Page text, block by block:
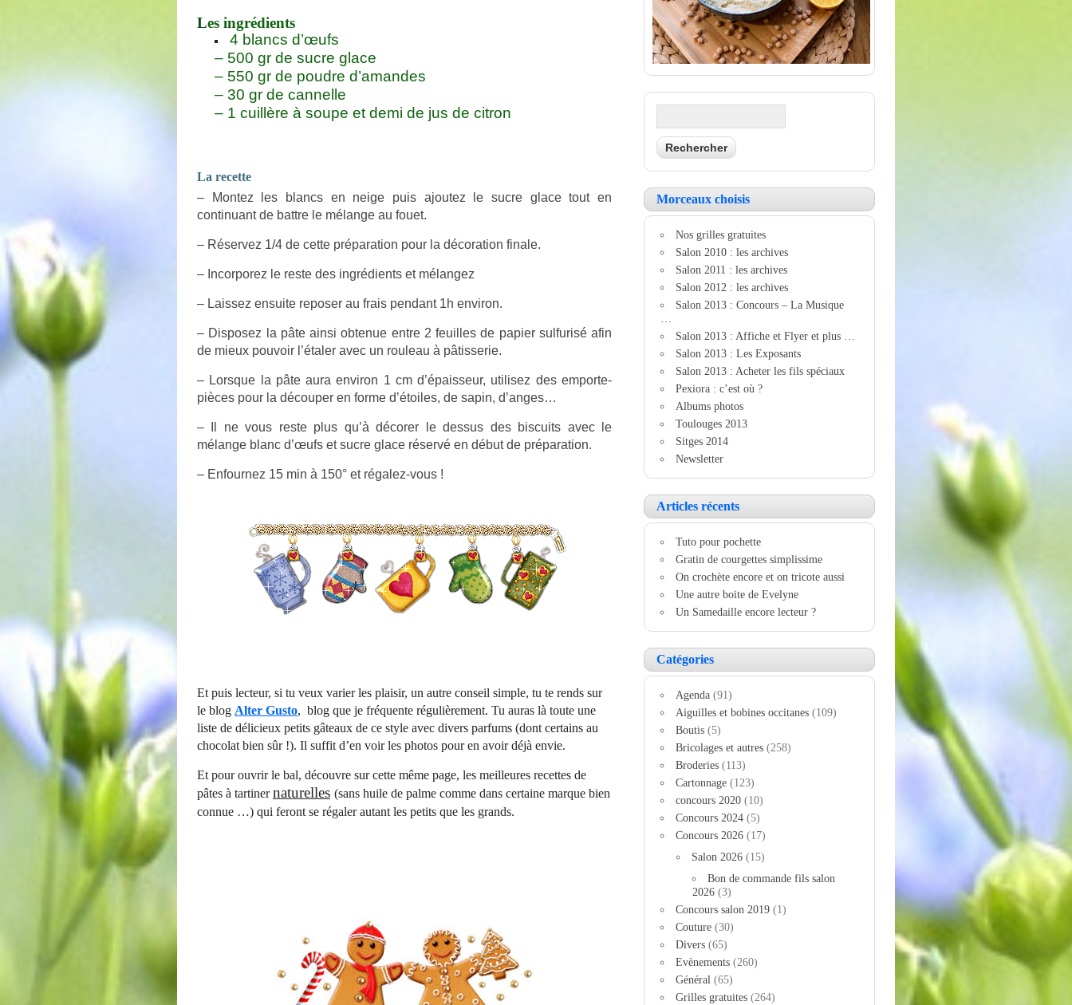
Les ingrédients
4 blancs d’œufs
– 500 gr de sucre glace
– 550 gr de poudre d’amandes
– 30 gr de cannelle
– 1 cuillère à soupe et demi de jus de citron
La recette
– Montez les blancs en neige puis ajoutez le sucre glace tout en
continuant de battre le mélange au fouet.
– Réservez 1/4 de cette préparation pour la décoration finale.
– Incorporez le reste des ingrédients et mélangez
– Laissez ensuite reposer au frais pendant 1h environ.
– Disposez la pâte ainsi obtenue entre 2 feuilles de papier sulfurisé afin
de mieux pouvoir l’étaler avec un rouleau à pâtisserie.
– Lorsque la pâte aura environ 1 cm d’épaisseur, utilisez des emporte-
pièces pour la découper en forme d’étoiles, de sapin, d’anges…
– Il ne vous reste plus qu’à décorer le dessus des biscuits avec le
mélange blanc d’œufs et sucre glace réservé en début de préparation.
– Enfournez 15 min à 150° et régalez-vous !
Et puis lecteur, si tu veux varier les plaisir, un autre conseil simple, tu te rends sur
le blog Alter Gusto, blog que je fréquente régulièrement. Tu auras là toute une
liste de délicieux petits gâteaux de ce style avec divers parfums (dont certains au
chocolat bien sûr !). Il suffit d’en voir les photos pour en avoir déjà envie.
Et pour ouvrir le bal, découvre sur cette même page, les meilleures recettes de
pâtes à tartiner naturelles (sans huile de palme comme dans certaine marque bien
connue …) qui feront se régaler autant les petits que les grands.
Morceaux choisis
Nos grilles gratuites
Salon 2010 : les archives
Salon 2011 : les archives
Salon 2012 : les archives
Salon 2013 : Concours – La Musique
Salon 2013 : Affiche et Flyer et plus …
Salon 2013 : Les Exposants
Salon 2013 : Acheter les fils spéciaux
Pexiora : c’est où ?
Albums photos
Toulouges 2013
Sitges 2014
Newsletter
Articles récents
Tuto pour pochette
Gratin de courgettes simplissime
On crochète encore et on tricote aussi
Une autre boite de Evelyne
Un Samedaille encore lecteur ?
Catégories
Agenda (91)
Aiguilles et bobines occitanes (109)
Boutis (5)
Bricolages et autres (258)
Broderies (113)
Cartonnage (123)
concours 2020 (10)
Concours 2024 (5)
Concours 2026 (17)
Salon 2026 (15)
Bon de commande fils salon
2026 (3)
Concours salon 2019 (1)
Couture (30)
Divers (65)
Evènements (260)
Général (65)
Grilles gratuites (264)